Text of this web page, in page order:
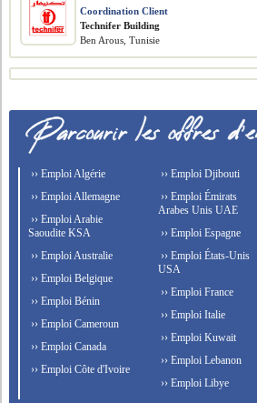
Coordination Client
Technifer Building
Ben Arous, Tunisie
›› Emploi Algérie
›› Emploi Allemagne
›› Emploi Arabie
Saoudite KSA
›› Emploi Australie
›› Emploi Belgique
›› Emploi Bénin
›› Emploi Cameroun
›› Emploi Canada
›› Emploi Côte d'Ivoire
›› Emploi Djibouti
›› Emploi Émirats
Arabes Unis UAE
›› Emploi Espagne
›› Emploi États-Unis
USA
›› Emploi France
›› Emploi Italie
›› Emploi Kuwait
›› Emploi Lebanon
›› Emploi Libye